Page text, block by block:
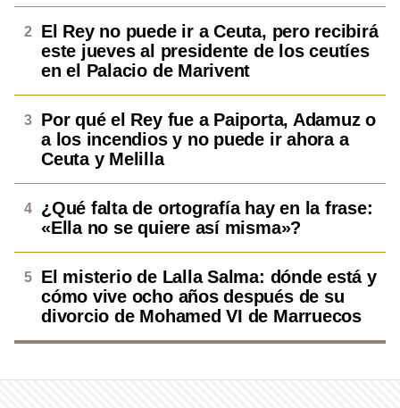
El Rey no puede ir a Ceuta, pero recibirá
este jueves al presidente de los ceutíes
en el Palacio de Marivent
Por qué el Rey fue a Paiporta, Adamuz o
a los incendios y no puede ir ahora a
Ceuta y Melilla
¿Qué falta de ortografía hay en la frase:
«Ella no se quiere así misma»?
El misterio de Lalla Salma: dónde está y
cómo vive ocho años después de su
divorcio de Mohamed VI de Marruecos